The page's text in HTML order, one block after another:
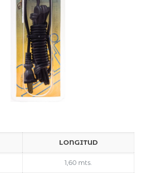
LONGITUD
1,60 mts.